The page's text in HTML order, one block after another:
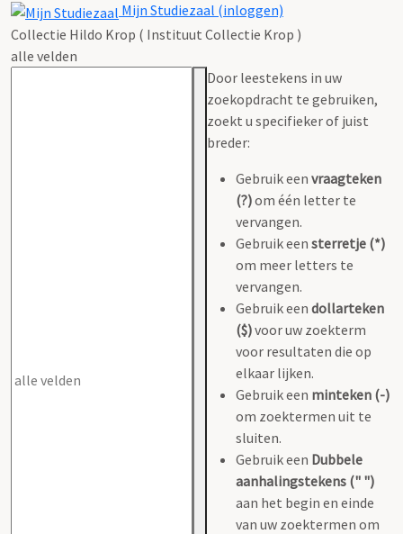
Mijn Studiezaal (inloggen)
Collectie Hildo Krop ( Instituut Collectie Krop )
alle velden
Door leestekens in uw
zoekopdracht te gebruiken,
zoekt u specifieker of juist
breder:
Gebruik een vraagteken
(?)om één letter te
vervangen.
Gebruik een sterretje (*)
om meer letters te
vervangen.
Gebruik een dollarteken
($)voor uw zoekterm
voor resultaten die op
elkaar lijken.
Gebruik een minteken (-)
om zoektermen uit te
sluiten.
Gebruik een Dubbele
aanhalingstekens (" ")
aan het begin en einde
van uw zoektermen om